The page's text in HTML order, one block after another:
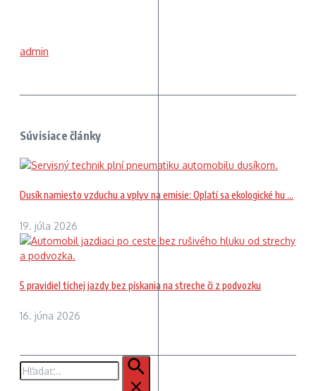
admin
Súvisiace články
Dusík namiesto vzduchu a vplyv na emisie: Oplatí sa ekologické hu ...
19. júla 2026
5 pravidiel tichej jazdy bez pískania na streche či z podvozku
16. júna 2026
Hľadať: